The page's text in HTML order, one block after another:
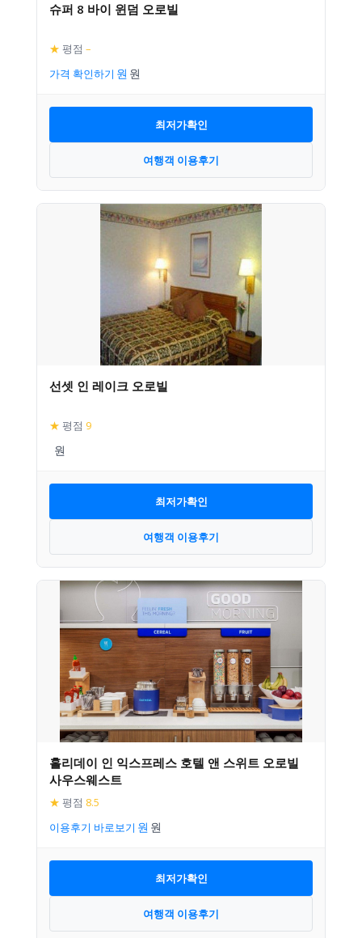
슈퍼 8 바이 윈덤 오로빌
★ 평점 –
가격 확인하기
최저가확인
여행객 이용후기
선셋 인 레이크 오로빌
★ 평점 9
최저가확인
여행객 이용후기
홀리데이 인 익스프레스 호텔 앤 스위트 오로빌
사우스웨스트
★ 평점 8.5
이용후기 바로보기
최저가확인
여행객 이용후기